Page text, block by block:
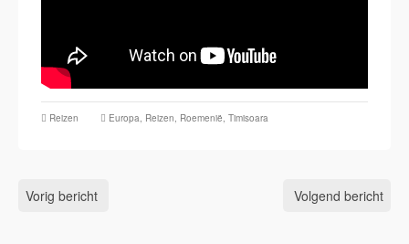
Reizen Europa, Reizen, Roemenië, Timisoara
Vorig bericht Volgend bericht